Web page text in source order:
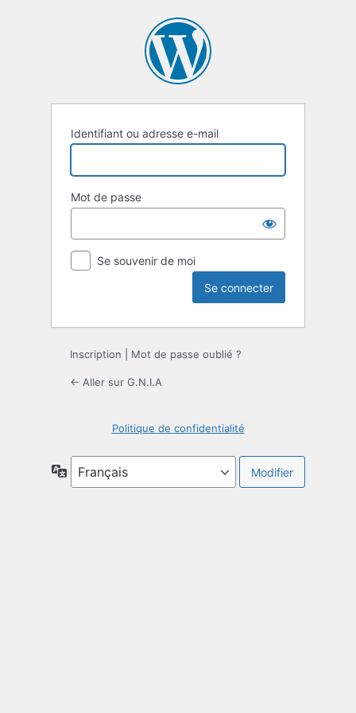
Identifiant ou adresse e-mail
Mot de passe
Se souvenir de moi
Inscription Mot de passe oublié ?
← Aller sur G.N.I.A
Politique de confidentialité
Langue